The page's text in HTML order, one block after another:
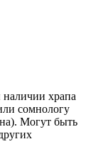
храпа
сомнологу
Могут быть